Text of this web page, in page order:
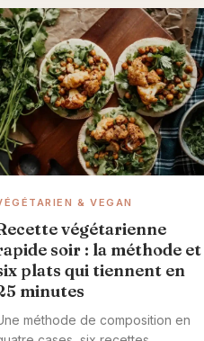
& VEGAN
végétarienne
soir : la méthode et
plats qui tiennent en
minutes
méthode de composition en